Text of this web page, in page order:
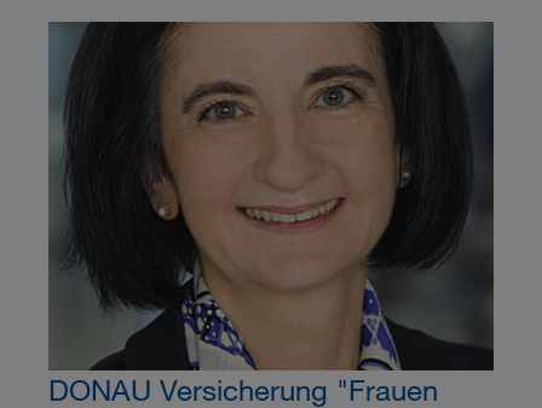
DONAU Versicherung "Frauen